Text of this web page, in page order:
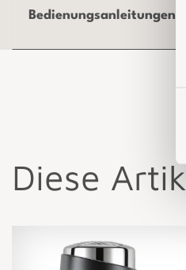
Bedienungsanleitungen
Diese